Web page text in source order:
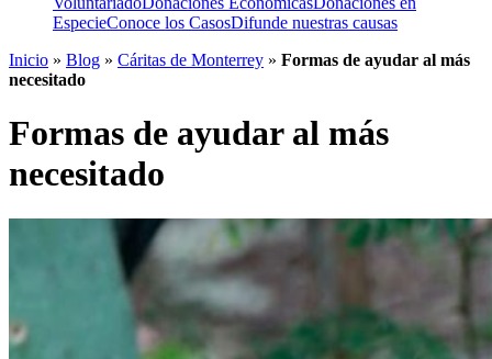
EspecieConoce los CasosDifunde nuestras causas
Inicio » Blog » Cáritas de Monterrey » Formas de ayudar al más
necesitado
Formas de ayudar al más
necesitado